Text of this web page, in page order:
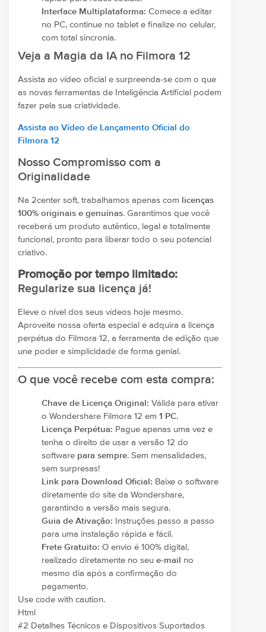
Interface Multiplataforma: Comece a editar
no PC, continue no tablet e finalize no celular,
com total sincronia.
Veja a Magia da IA no Filmora 12
Assista ao vídeo oficial e surpreenda-se com o que
as novas ferramentas de Inteligência Artificial podem
fazer pela sua criatividade.
Assista ao Vídeo de Lançamento Oficial do
Filmora 12
Nosso Compromisso com a
Originalidade
Na 2center soft, trabalhamos apenas com
licenças
100% originais e genuínas. Garantimos que você
receberá um produto autêntico, legal e totalmente
funcional, pronto para liberar todo o seu potencial
criativo.
Promoção por tempo limitado:
Regularize sua licença já!
Eleve o nível dos seus vídeos hoje mesmo.
Aproveite nossa oferta especial e adquira a licença
perpétua do Filmora 12, a ferramenta de edição que
une poder e simplicidade de forma genial.
O que você recebe com esta compra:
Chave de Licença Original: Válida para ativar
o Wondershare Filmora 12 em 1 PC.
Licença Perpétua: Pague apenas uma vez e
tenha o direito de usar a versão 12 do
software para sempre. Sem mensalidades,
sem surpresas!
Link para Download Oficial: Baixe o software
diretamente do site da Wondershare,
garantindo a versão mais segura.
Guia de Ativação: Instruções passo a passo
para uma instalação rápida e fácil.
Frete Gratuito: O envio é 100% digital,
realizado diretamente no seu e-mail no
mesmo dia após a confirmação do
pagamento.
Use code with caution.
Html
#2 Detalhes Técnicos e Dispositivos Suportados